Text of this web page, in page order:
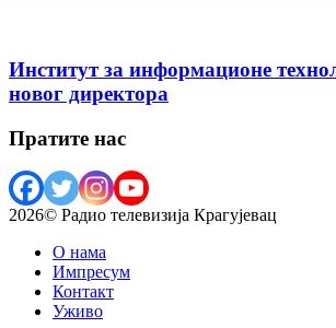
Институт за информационе
новог директора
Пратите нас
2026© Радио телевизија Крагујевац
О нама
Импресум
Контакт
Уживо